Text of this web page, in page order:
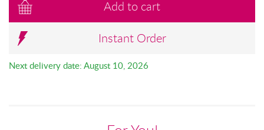
Add to cart
Instant Order
Next delivery date: August 10, 2026